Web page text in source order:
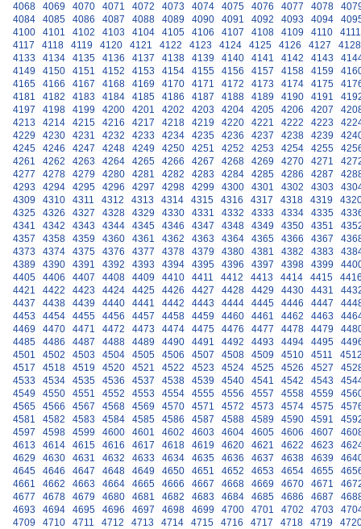
4068
4069 4070 4071 4072 4073 4074 4075 4076 4077 4078
4084
4085 4086 4087 4088 4089 4090 4091 4092 4093 4094
4100
4101 4102 4103 4104 4105 4106 4107 4108 4109 4110
4111
4117
4118 4119 4120 4121 4122 4123 4124 4125 4126 4127
4128
4133
4134 4135 4136 4137 4138 4139 4140 4141 4142 4143
4149
4150 4151 4152 4153 4154 4155 4156 4157 4158 4159
4165
4166 4167 4168 4169 4170 4171 4172 4173 4174 4175
4181
4182 4183 4184 4185 4186 4187 4188 4189 4190 4191
4197
4198 4199 4200 4201 4202 4203 4204 4205 4206 4207
4213
4214 4215 4216 4217 4218 4219 4220 4221 4222 4223
4229
4230 4231 4232 4233 4234 4235 4236 4237 4238 4239
4245
4246 4247 4248 4249 4250 4251 4252 4253 4254 4255
4261
4262 4263 4264 4265 4266 4267 4268 4269 4270 4271
4277
4278 4279 4280 4281 4282 4283 4284 4285 4286 4287
4293
4294 4295 4296 4297 4298 4299 4300 4301 4302 4303
4309
4310 4311 4312 4313 4314 4315 4316 4317 4318 4319
4325
4326 4327 4328 4329 4330 4331 4332 4333 4334 4335
4341
4342 4343 4344 4345 4346 4347 4348 4349 4350 4351
4357
4358 4359 4360 4361 4362 4363 4364 4365 4366 4367
4373
4374 4375 4376 4377 4378 4379 4380 4381 4382 4383
4389
4390 4391 4392 4393 4394 4395 4396 4397 4398 4399
4405
4406 4407 4408 4409 4410 4411 4412 4413 4414 4415
4421
4422 4423 4424 4425 4426 4427 4428 4429 4430 4431
4437
4438 4439 4440 4441 4442 4443 4444 4445 4446 4447
4453
4454 4455 4456 4457 4458 4459 4460 4461 4462 4463
4469
4470 4471 4472 4473 4474 4475 4476 4477 4478 4479
4485
4486 4487 4488 4489 4490 4491 4492 4493 4494 4495
4501
4502 4503 4504 4505 4506 4507 4508 4509 4510 4511
4517
4518 4519 4520 4521 4522 4523 4524 4525 4526 4527
4533
4534 4535 4536 4537 4538 4539 4540 4541 4542 4543
4549
4550 4551 4552 4553 4554 4555 4556 4557 4558 4559
4565
4566 4567 4568 4569 4570 4571 4572 4573 4574 4575
4581
4582 4583 4584 4585 4586 4587 4588 4589 4590 4591
4597
4598 4599 4600 4601 4602 4603 4604 4605 4606 4607
4613
4614 4615 4616 4617 4618 4619 4620 4621 4622 4623
4629
4630 4631 4632 4633 4634 4635 4636 4637 4638 4639
4645
4646 4647 4648 4649 4650 4651 4652 4653 4654 4655
4661
4662 4663 4664 4665 4666 4667 4668 4669 4670 4671
4677
4678 4679 4680 4681 4682 4683 4684 4685 4686 4687
4693
4694 4695 4696 4697 4698 4699 4700 4701 4702 4703
4709
4710 4711 4712 4713 4714 4715 4716 4717 4718 4719